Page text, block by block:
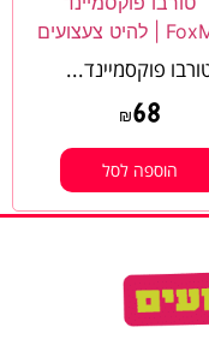
פוקסמיינד...
₪68
הוספה לסל